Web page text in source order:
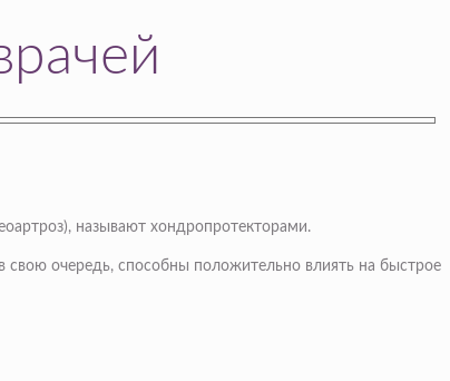
называют хондропротекторами.
свою очередь, способны положительно влиять на быстрое